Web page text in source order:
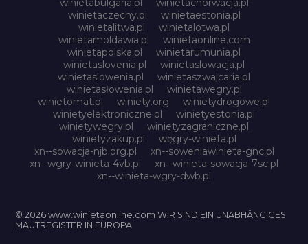
winietabulgaria.pl
winietachorwacja.pl
winietaczechy.pl
winietaestonia.pl
winietalitwa.pl
winietalotwa.pl
winietamoldawia.pl
winietaonline.com
winietapolska.pl
winietarumunia.pl
winietaslovenia.pl
winietaslowacja.pl
winietaslowenia.pl
winietaszwajcaria.pl
winietasłowenia.pl
winietawegry.pl
winietomat.pl
winiety.org
winietydrogowe.pl
winietyelektroniczne.pl
winietyestonia.pl
winietywegry.pl
winietyzagraniczne.pl
winietyzakup.pl
węgry-winieta.pl
xn--sowacja-njb.org.pl
xn--soweniawinieta-gnc.pl
xn--wgry-winieta-4vb.pl
xn--winieta-sowacja-7sc.pl
xn--winieta-wgry-dwb.pl
© 2026 www.winietaonline.com WIR SIND EIN UNABHÄNGIGES
MAUTREGISTER IN EUROPA